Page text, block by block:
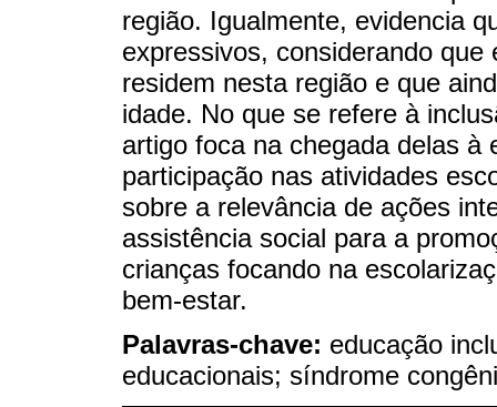
região. Igualmente, evidencia
expressivos, considerando
residem nesta região e que
idade. No que se refere à
artigo foca na chegada delas à
participação nas atividades
sobre a relevância de ações
assistência social para a
crianças focando na
bem-estar.
Palavras-chave: educação
educacionais; síndrome